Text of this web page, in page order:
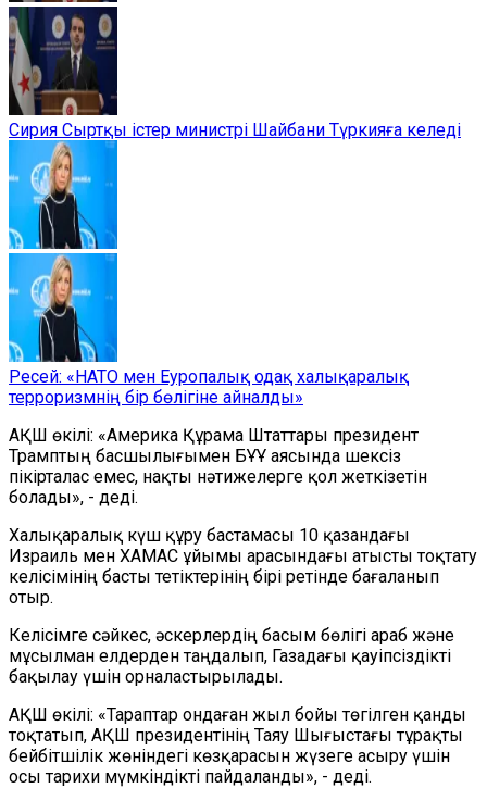
Сирия Сыртқы істер министрі Шайбани Түркияға келеді
Ресей: «НАТО мен Еуропалық одақ халықаралық
терроризмнің бір бөлігіне айналды»
АҚШ өкілі: «Америка Құрама Штаттары президент
Трамптың басшылығымен БҰҰ аясында шексіз
пікірталас емес, нақты нәтижелерге қол жеткізетін
болады», - деді.
Халықаралық күш құру бастамасы 10 қазандағы
Израиль мен ХАМАС ұйымы арасындағы атысты тоқтату
келісімінің басты тетіктерінің бірі ретінде бағаланып
отыр.
Келісімге сәйкес, әскерлердің басым бөлігі араб және
мұсылман елдерден таңдалып, Газадағы қауіпсіздікті
бақылау үшін орналастырылады.
АҚШ өкілі: «Тараптар ондаған жыл бойы төгілген қанды
тоқтатып, АҚШ президентінің Таяу Шығыстағы тұрақты
бейбітшілік жөніндегі көзқарасын жүзеге асыру үшін
осы тарихи мүмкіндікті пайдаланды», - деді.